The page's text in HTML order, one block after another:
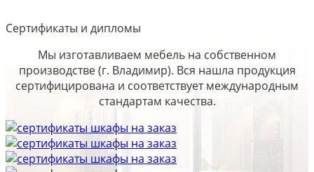
Сертификаты и дипломы
Мы изготавливаем мебель на собственном
производстве (г. Владимир). Вся нашла продукция
сертифицирована и соответствует международным
стандартам качества.